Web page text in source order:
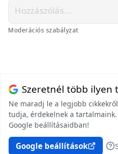
Moderációs szabályzat
Szeretnél több ilyen
Ne maradj le a legjobb
tudja, érdekelnek a
Google beállításaidban!
Google beállítások